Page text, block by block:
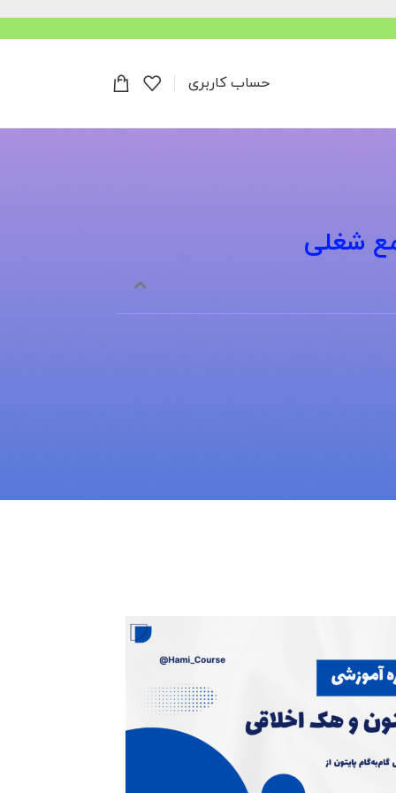
حساب کاربری
شغلی